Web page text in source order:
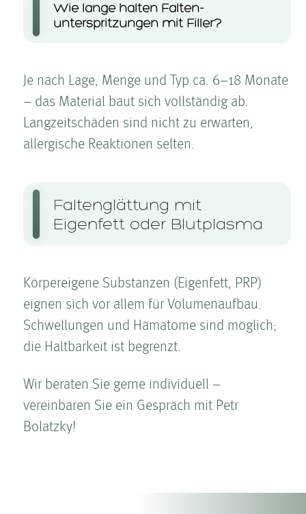
Wie lange halten Falten­
unterspritzungen mit Filler?
Je nach Lage, Menge und Typ ca. 6–18 Monate
– das Material baut sich vollständig ab.
Langzeitschäden sind nicht zu erwarten,
allergische Reaktionen selten.
Falten­glättung mit
Eigenfett oder Blutplasma
Körpereigene Substanzen (Eigenfett, PRP)
eignen sich vor allem für Volumenaufbau.
Schwellungen und Hämatome sind möglich;
die Haltbarkeit ist begrenzt.
Wir beraten Sie gerne individuell –
vereinbaren Sie ein Gespräch mit Petr
Bolatzky!